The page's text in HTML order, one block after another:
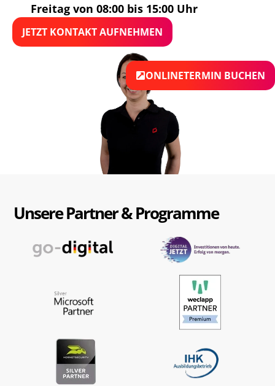
Freitag von 08:00 bis 15:00 Uhr
JETZT KONTAKT AUFNEHMEN
Unsere Partner & Programme
ONLINETERMIN BUCHEN